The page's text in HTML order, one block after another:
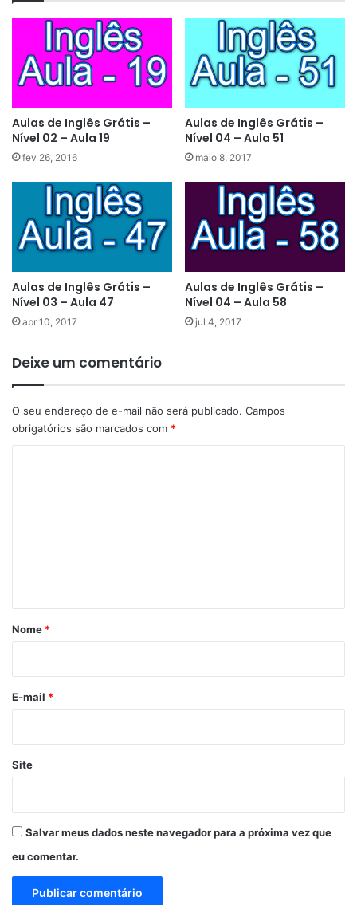
Aulas de Inglês Grátis –
Nível 02 – Aula 19
fev 26, 2016
Aulas de Inglês Grátis –
Nível 04 – Aula 51
maio 8, 2017
Aulas de Inglês Grátis –
Nível 03 – Aula 47
abr 10, 2017
Aulas de Inglês Grátis –
Nível 04 – Aula 58
jul 4, 2017
Deixe um comentário
O seu endereço de e-mail não será publicado. Campos
obrigatórios são marcados com *
r
*
Nome *
E-mail *
Site
Salvar meus dados neste navegador para a próxima vez que
eu comentar.